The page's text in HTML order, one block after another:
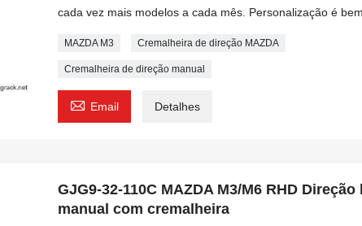
cada vez mais modelos a cada mês. Personalização é
MAZDA M3 Cremalheira de direção MAZDA
Cremalheira de direção manual
 Email Detalhes
GJG9-32-110C MAZDA M3/M6 RHD
manual com cremalheira